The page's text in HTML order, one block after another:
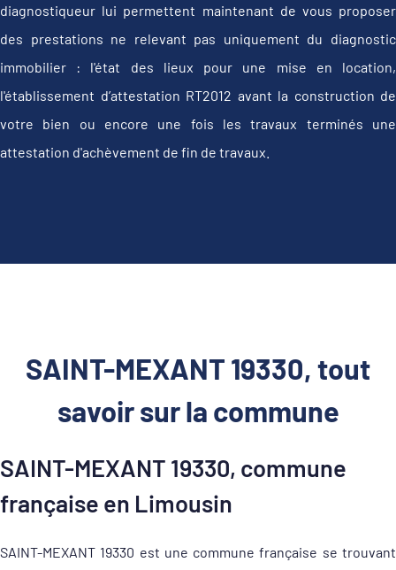
diagnostiqueur lui permettent maintenant de vous proposer
des prestations ne relevant pas uniquement du diagnostic
immobilier : l'état des lieux pour une mise en location,
l'établissement d’attestation RT2012 avant la construction de
votre bien ou encore une fois les travaux terminés une
attestation d'achèvement de fin de travaux.
SAINT-MEXANT 19330, tout
savoir sur la commune
SAINT-MEXANT 19330, commune
française en Limousin
SAINT-MEXANT 19330 est une commune française se trouvant